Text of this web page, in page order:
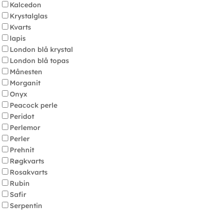
Kalcedon
Krystalglas
Kvarts
lapis
London blå krystal
London blå topas
Månesten
Morganit
Onyx
Peacock perle
Peridot
Perlemor
Perler
Prehnit
Røgkvarts
Rosakvarts
Rubin
Safir
Serpentin